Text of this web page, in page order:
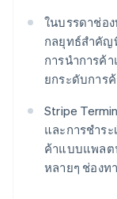
ในบรรดาช่อ
กลยุทธ์สำคัญ
การนำการค้
ยกระดับการ
Stripe
และการชำร
ค้าแบบแพลต
หลายๆ ช่องท